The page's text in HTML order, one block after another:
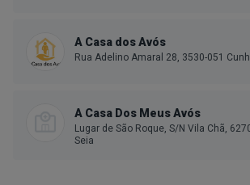
A Casa dos Avós
Rua Adelino Amaral 28, 3530-051
A Casa Dos Meus Avós
Lugar de São Roque, S/N Vila Chã,
Seia